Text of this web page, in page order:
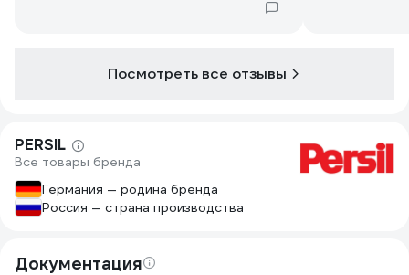
Посмотреть все отзывы
PERSIL
Все товары бренда
Германия — родина бренда
Россия — страна производства
Документация